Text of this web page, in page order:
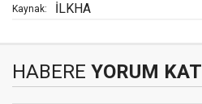
Kaynak: İLKHA
HABERE YORUM KAT